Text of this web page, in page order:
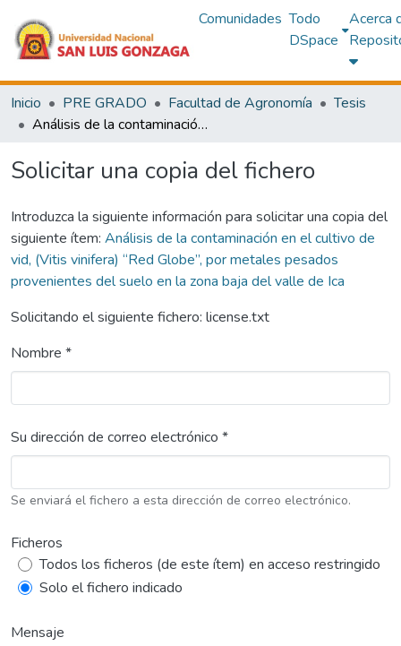
Comunidades Todo
DSpace
Acerca
Inicio PRE GRADO Facultad de Agronomía
Tesis
Análisis de la contaminación en el cultivo de vid, (Vitis vinifera) “Red Globe”, por metales pesados provenientes del suelo en la zona baja del valle de Ica
Solicitar una copia del fichero
Introduzca la siguiente información para solicitar una copia del
siguiente ítem: Análisis de la contaminación en el cultivo de
vid, (Vitis vinifera) “Red Globe”, por metales pesados
provenientes del suelo en la zona baja del valle de Ica
Solicitando el siguiente fichero: license.txt
Nombre *
Su dirección de correo electrónico *
Se enviará el fichero a esta dirección de correo electrónico.
Ficheros
Todos los ficheros (de este ítem) en acceso restringido
Solo el fichero indicado
Mensaje